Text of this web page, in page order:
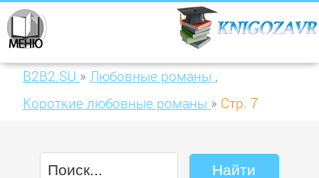
B2B2.SU » Любовные романы ,
Короткие любовные романы » Стр. 7